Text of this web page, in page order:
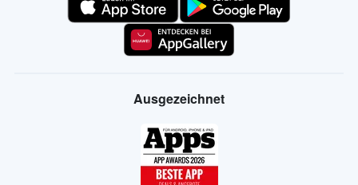
Ausgezeichnet